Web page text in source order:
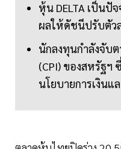
หุ้น DELTA เป็นปั
ผลให้ดัชนีปรับตัว
นักลงทุนกำลังจับต
(CPI) ของสหรัฐฯ
นโยบายการเงินแ